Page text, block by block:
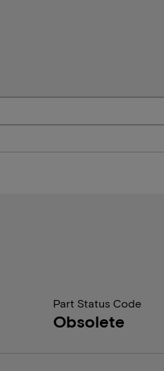
Part Status Code
Obsolete